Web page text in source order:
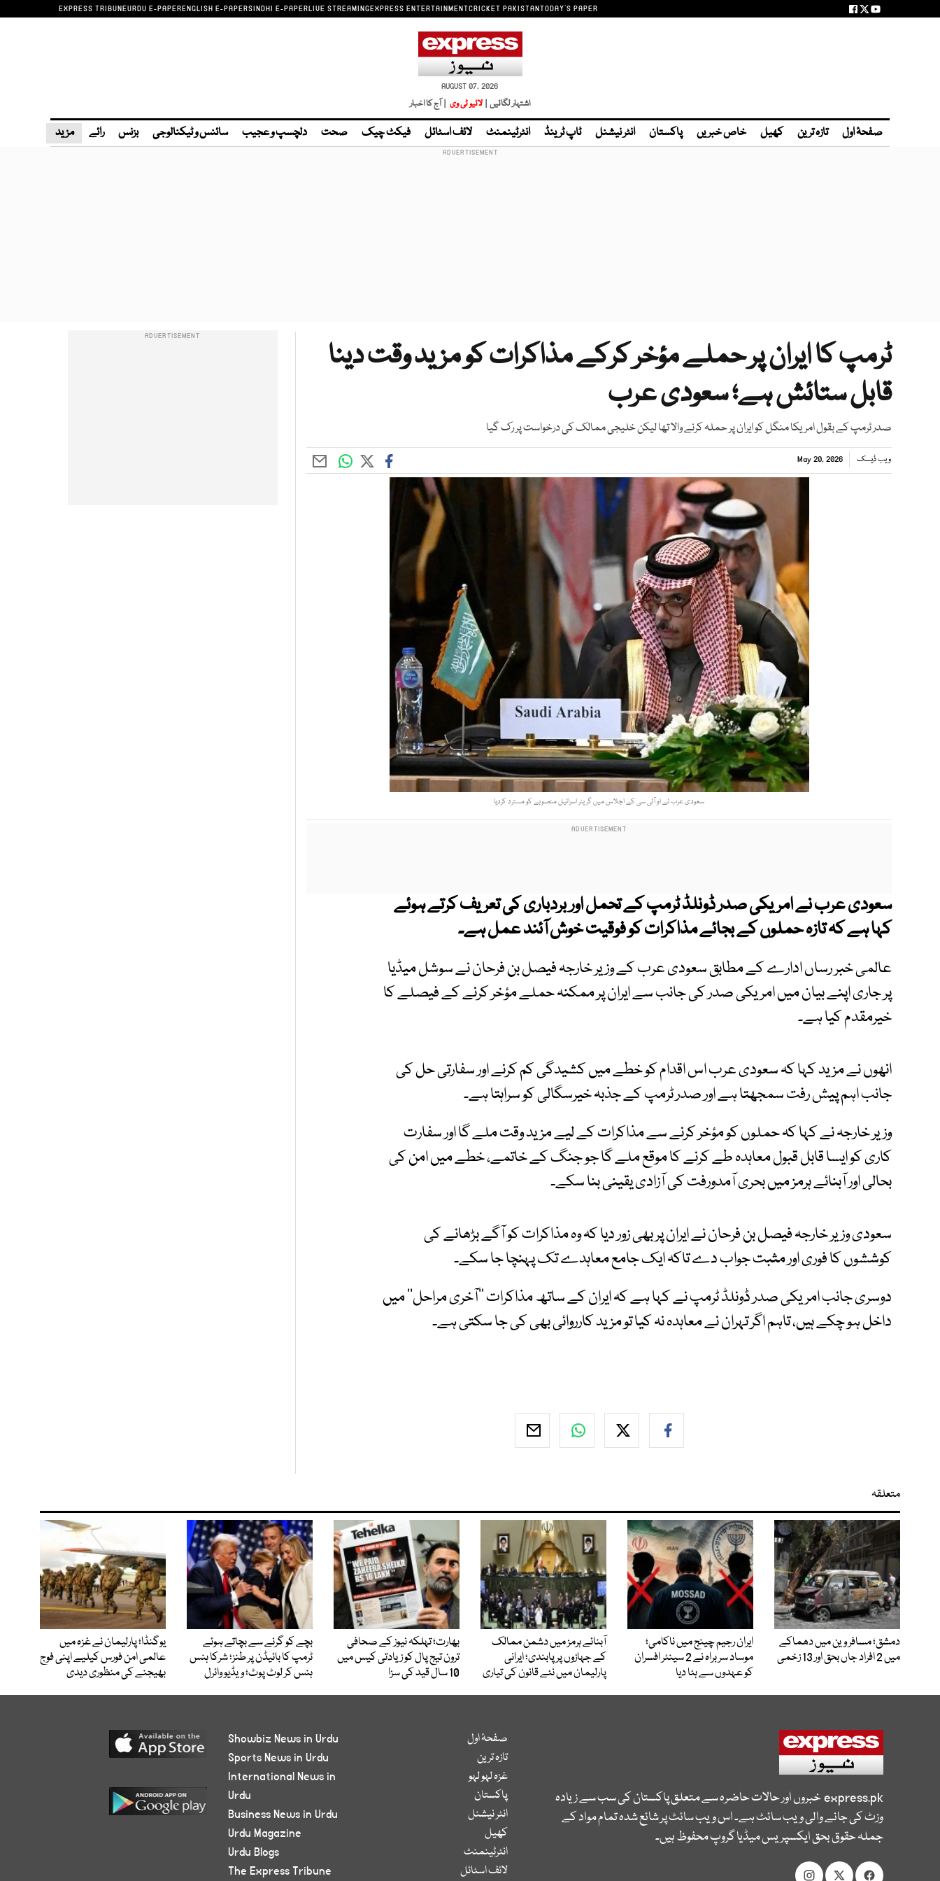
EXPRESS TRIBUNEURDU E-PAPERENGLISH E-PAPERSINDHI E-PAPERLIVE STREAMINGEXPRESS ENTERTAINMENTCRICKET PAKISTANTODAY'S PAPER
AUGUST 07, 2026
اشتہار لگائیں | لائیو ٹی وی | آج کا اخبار
صفحۂ اول تازہ ترین کھیل خاص خبریں پاکستان انٹر نیشنل ٹاپ ٹرینڈ انٹرٹینمنٹ لائف اسٹائل فیکٹ چیک صحت دلچسپ و عجیب سائنس و ٹیکنالوجی بزنس رائے مزید
ٹرمپ کا ایران پر حملے مؤخر کرکے مذاکرات کو مزید وقت دینا
قابل ستائش ہے؛ سعودی عرب
صدر ٹرمپ کے بقول امریکا منگل کو ایران پر حملہ کرنے والا تھا لیکن خلیجی ممالک کی درخواست پر رک گیا
ویب ڈیسک May 20, 2026
سعودی عرب نے او آئی سی کے اجلاس میں گریٹر اسرائیل منصوبے کو مسترد کردیا
سعودی عرب نے امریکی صدر ڈونلڈ ٹرمپ کے تحمل اور بردباری کی تعریف کرتے ہوئے
کہا ہے کہ تازہ حملوں کے بجائے مذاکرات کو فوقیت خوش آئند عمل ہے۔
عالمی خبر رساں ادارے کے مطابق سعودی عرب کے وزیر خارجہ فیصل بن فرحان نے سوشل میڈیا
پر جاری اپنے بیان میں امریکی صدر کی جانب سے ایران پر ممکنہ حملے مؤخر کرنے کے فیصلے کا
خیرمقدم کیا ہے۔
انھوں نے مزید کہا کہ سعودی عرب اس اقدام کو خطے میں کشیدگی کم کرنے اور سفارتی حل کی
جانب اہم پیش رفت سمجھتا ہے اور صدر ٹرمپ کے جذبہ خیرسگالی کو سراہتا ہے۔
وزیر خارجہ نے کہا کہ حملوں کو مؤخر کرنے سے مذاکرات کے لیے مزید وقت ملے گا اور سفارت
کاری کو ایسا قابل قبول معاہدہ طے کرنے کا موقع ملے گا جو جنگ کے خاتمے، خطے میں امن کی
بحالی اور آبنائے ہرمز میں بحری آمدورفت کی آزادی یقینی بنا سکے۔
سعودی وزیر خارجہ فیصل بن فرحان نے ایران پر بھی زور دیا کہ وہ مذاکرات کو آگے بڑھانے کی
کوششوں کا فوری اور مثبت جواب دے تاکہ ایک جامع معاہدے تک پہنچا جا سکے۔
دوسری جانب امریکی صدر ڈونلڈ ٹرمپ نے کہا ہے کہ ایران کے ساتھ مذاکرات ’’آخری مراحل‘‘ میں
داخل ہو چکے ہیں، تاہم اگر تہران نے معاہدہ نہ کیا تو مزید کارروائی بھی کی جا سکتی ہے۔
متعلقہ
دمشق؛ مسافر وین میں دھماکے
میں 2 افراد جاں بحق اور 13 زخمی
ایران رجیم چینج میں ناکامی؛
موساد سربراہ نے 2 سینئر افسران
کو عہدوں سے ہٹا دیا
آبنائے ہرمز میں دشمن ممالک
کے جہازوں پر پابندی؛ ایرانی
پارلیمان میں نئے قانون کی تیاری
بھارت؛ تہلکہ نیوز کے صحافی
ترون تیج پال کو زیادتی کیس میں
10 سال قید کی سزا
بچے کو گرنے سے بچاتے ہوئے
ٹرمپ کا بائیڈن پر طنز؛ شرکا ہنس
ہنس کر لوٹ پوٹ؛ ویڈیو وائرل
یوگنڈا؛ پارلیمان نے غزہ میں
عالمی امن فورس کیلیے اپنی فوج
بھیجنے کی منظوری دیدی
express.pkخبروں اور حالات حاضرہ سے متعلق پاکستان کی سب سے زیادہ
وزٹ کی جانے والی ویب سائٹ ہے۔ اس ویب سائٹ پر شائع شدہ تمام مواد کے
جملہ حقوق بحق ایکسپریس میڈیا گروپ محفوظ ہیں۔
صفحۂ اول
تازہ ترین
غزہ لہو لہو
پاکستان
انٹر نیشنل
کھیل
انٹرٹینمنٹ
لائف اسٹائل
Showbiz News in Urdu
Sports News in Urdu
International News in
Urdu
Business News in Urdu
Urdu Magazine
Urdu Blogs
The Express Tribune